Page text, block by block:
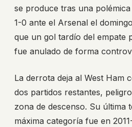
se produce tras una
1-0 ante el Arsenal el
que un gol tardío del empate
fue anulado de forma
La derrota deja al West Ham
dos partidos restantes,
zona de descenso. Su última
máxima categoría fue en